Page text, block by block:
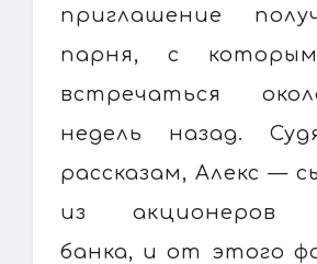
приглашение
парня, с
встречаться
недель назад.
рассказам, Алекс —
из акционеров
банка, и от этого